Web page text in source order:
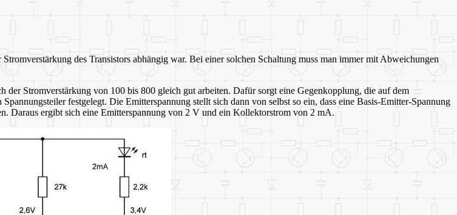
des Transistors abhängig war. Bei einer solchen Schaltung muss man immer mit Abweichungen
Stromverstärkung von 100 bis 800 gleich gut arbeiten. Dafür sorgt eine Gegenkopplung, die auf dem
festgelegt. Die Emitterspannung stellt sich dann von selbst so ein, dass eine Basis-Emitter-Spannung
Daraus ergibt sich eine Emitterspannung von 2 V und ein Kollektorstrom von 2 mA.